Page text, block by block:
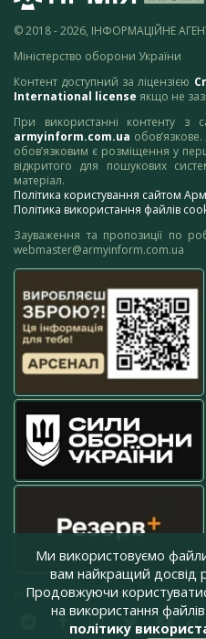
© 2018 - 2026, ІНФОРМАЦІЙНЕ
Міністерство оборони України
Контент доступний за ліцензією
International license якщо не
При використанні контенту з
armyinform.com.ua
обов’язковим є розміщення у
відкритого для пошукових
матеріал.
Політика користування сайтом
Політика використання файлів
Зауваження та пропозиції по
webmaster@armyinform.com.ua
press@armyinform.com.ua
Ми використовуємо
вам найкращий досвід
Продовжуючи
на використання
політику